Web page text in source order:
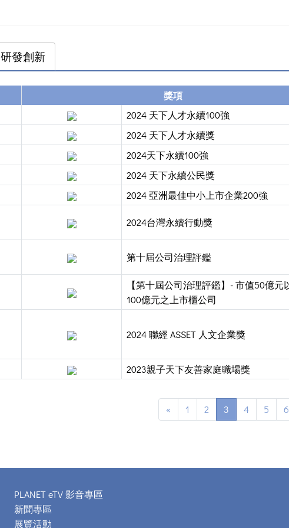
研發創新
獎項
2024 天下人才永續100強
2024 天下人才永續獎
2024天下永續100強
2024 天下永續公民獎
2024 亞洲最佳中小上市企業200強
2024台灣永續行動獎
第十屆公司治理評鑑
【第十屆公司治理評鑑】- 市值50億元
100億元之上市櫃公司
2024 聯經 ASSET 人文企業獎
2023親子天下友善家庭職場獎
« 1 2 3 4 5 6
PLANET eTV 影音專區
新聞專區
展覽活動